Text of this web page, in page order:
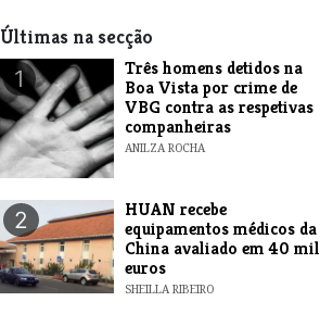
Últimas na secção
1
Três homens detidos na
Boa Vista por crime de
VBG contra as respetivas
companheiras
ANILZA ROCHA
2
HUAN recebe
equipamentos médicos da
China avaliado em 40 mil
euros
SHEILLA RIBEIRO